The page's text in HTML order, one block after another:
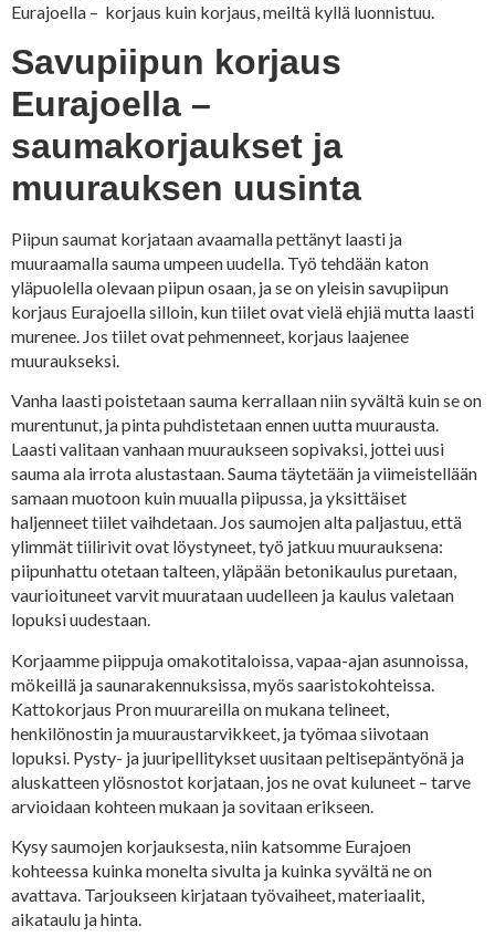
Eurajoella – korjaus kuin korjaus, meiltä kyllä luonnistuu.
Savupiipun korjaus
Eurajoella –
saumakorjaukset ja
muurauksen uusinta
Piipun saumat korjataan avaamalla pettänyt laasti ja
muuraamalla sauma umpeen uudella. Työ tehdään katon
yläpuolella olevaan piipun osaan, ja se on yleisin savupiipun
korjaus Eurajoella silloin, kun tiilet ovat vielä ehjiä mutta laasti
murenee. Jos tiilet ovat pehmenneet, korjaus laajenee
muuraukseksi.
Vanha laasti poistetaan sauma kerrallaan niin syvältä kuin se on
murentunut, ja pinta puhdistetaan ennen uutta muurausta.
Laasti valitaan vanhaan muuraukseen sopivaksi, jottei uusi
sauma ala irrota alustastaan. Sauma täytetään ja viimeistellään
samaan muotoon kuin muualla piipussa, ja yksittäiset
haljenneet tiilet vaihdetaan. Jos saumojen alta paljastuu, että
ylimmät tiilirivit ovat löystyneet, työ jatkuu muurauksena:
piipunhattu otetaan talteen, yläpään betonikaulus puretaan,
vaurioituneet varvit muurataan uudelleen ja kaulus valetaan
lopuksi uudestaan.
Korjaamme piippuja omakotitaloissa, vapaa-ajan asunnoissa,
mökeillä ja saunarakennuksissa, myös saaristokohteissa.
Kattokorjaus Pron muurareilla on mukana telineet,
henkilönostin ja muuraustarvikkeet, ja työmaa siivotaan
lopuksi. Pysty- ja juuripellitykset uusitaan peltisepäntyönä ja
aluskatteen ylösnostot korjataan, jos ne ovat kuluneet – tarve
arvioidaan kohteen mukaan ja sovitaan erikseen.
Kysy saumojen korjauksesta, niin katsomme Eurajoen
kohteessa kuinka monelta sivulta ja kuinka syvältä ne on
avattava. Tarjoukseen kirjataan työvaiheet, materiaalit,
aikataulu ja hinta.